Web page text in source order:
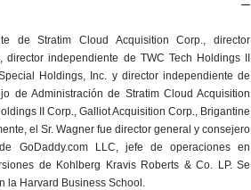
de Stratim Cloud Acquisition Corp., director
independiente de TWC Tech Holdings II
Holdings, Inc. y director independiente de
de Administración de Stratim Cloud Acquisition
II Corp., Galliot Acquisition Corp., Brigantine
el Sr. Wagner fue director general y consejero
GoDaddy.com LLC, jefe de operaciones en
de Kohlberg Kravis Roberts & Co. LP. Se
la Harvard Business School.